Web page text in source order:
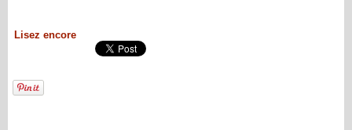
Lisez encore